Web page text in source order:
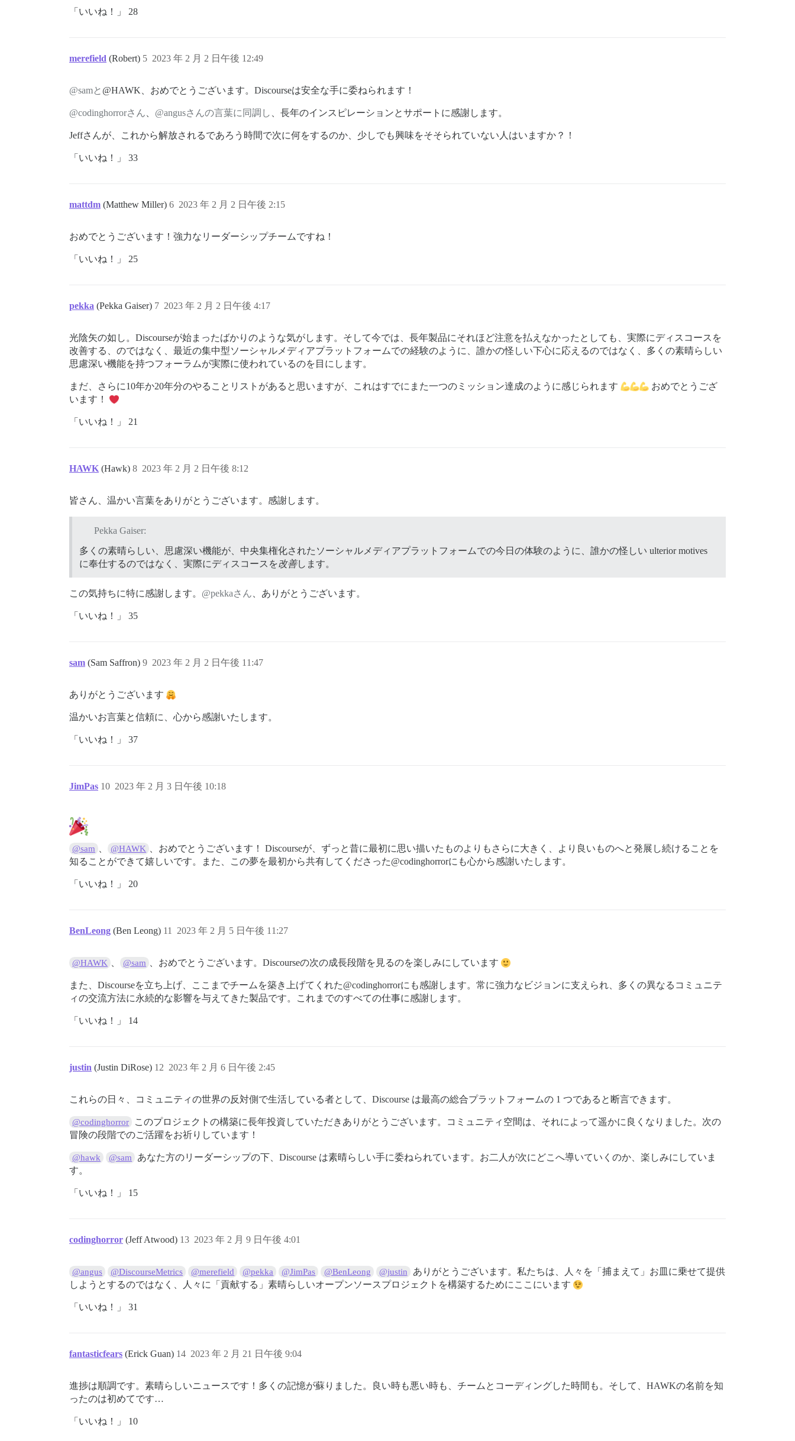
「いいね！」 28
merefield (Robert) 2023 年 2 月 2 日午後 12:49
5
@samと @HAWK、おめでとうございます。Discourseは安全な手に委ねられます！
@codinghorrorさん @angusさんの言葉に同調し 、長年のインスピレーションとサポートに感謝します。
Jeffさんが、これから解放されるであろう時間で次に何をするのか、少しでも興味をそそられていない人はいますか？！
「いいね！」 33
mattdm (Matthew Miller) 2023 年 2 月 2 日午後 2:15
6
おめでとうございます！強力なリーダーシップチームですね！
「いいね！」 25
pekka (Pekka Gaiser) 2023 年 2 月 2 日午後 4:17
7
光陰矢の如し。Discourseが始まったばかりのような気がします。そして今では、長年製品にそれほど注意を払えなかったとしても、実際にディスコースを
改善する、のではなく、最近の集中型ソーシャルメディアプラットフォームでの経験のように、誰かの怪しい下心に応えるのではなく、多くの素晴らしい
思慮深い機能を持つフォーラムが実際に使われているのを目にします。
まだ、さらに10年か20年分のやることリストがあると思いますが、これはすでにまた一つのミッション達成のように感じられます
おめでとうござ
います！
「いいね！」 21
HAWK (Hawk) 2023 年 2 月 2 日午後 8:12
8
皆さん、温かい言葉をありがとうございます。感謝します。
Pekka Gaiser:
多くの素晴らしい、思慮深い機能が、中央集権化されたソーシャルメディアプラットフォームでの今日の体験のように、誰かの怪しい ulterior motives
に奉仕するのではなく、実際にディスコースを改善します。
この気持ちに特に感謝します。 @pekkaさん 、ありがとうございます。
「いいね！」 35
sam (Sam Saffron) 2023 年 2 月 2 日午後 11:47
9
ありがとうございます
温かいお言葉と信頼に、心から感謝いたします。
「いいね！」 37
JimPas 2023 年 2 月 3 日午後 10:18
10
@sam @HAWK
、おめでとうございます！ Discourseが、ずっと昔に最初に思い描いたものよりもさらに大きく、より良いものへと発展し続けることを
知ることができて嬉しいです。また、この夢を最初から共有してくださった@codinghorrorにも心から感謝いたします。
「いいね！」 20
BenLeong (Ben Leong) 2023 年 2 月 5 日午後 11:27
11
@HAWK @sam 、おめでとうございます。Discourseの次の成長段階を見るのを楽しみにしています
また、Discourseを立ち上げ、ここまでチームを築き上げてくれた@codinghorrorにも感謝します。常に強力なビジョンに支えられ、多くの異なるコミュニテ
ィの交流方法に永続的な影響を与えてきた製品です。これまでのすべての仕事に感謝します。
「いいね！」 14
justin (Justin DiRose) 2023 年 2 月 6 日午後 2:45
12
これらの日々、コミュニティの世界の反対側で生活している者として、Discourse は最高の総合プラットフォームの 1 つであると断言できます。
@codinghorror
このプロジェクトの構築に長年投資していただきありがとうございます。コミュニティ空間は、それによって遥かに良くなりました。次の
冒険の段階でのご活躍をお祈りしています！
@hawk @sam
あなた方のリーダーシップの下、Discourse は素晴らしい手に委ねられています。お二人が次にどこへ導いていくのか、楽しみにしていま
す。
「いいね！」 15
codinghorror (Jeff Atwood) 2023 年 2 月 9 日午後 4:01
13
@angus @DiscourseMetrics @merefield @pekka @JimPas @BenLeong @justin
ありがとうございます。私たちは、人々を「捕まえて」お皿に乗せて提供
しようとするのではなく、人々に「貢献する」素晴らしいオープンソースプロジェクトを構築するためにここにいます
「いいね！」 31
fantasticfears (Erick Guan) 2023 年 2 月 21 日午後 9:04
14
進捗は順調です。素晴らしいニュースです！多くの記憶が蘇りました。良い時も悪い時も、チームとコーディングした時間も。そして、HAWKの名前を知
ったのは初めてです…
「いいね！」 10